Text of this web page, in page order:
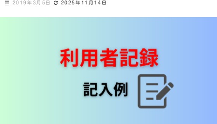
2019年3月5日 2025年11月14日